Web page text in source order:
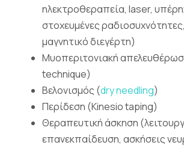
ηλεκτροθεραπεία, laser,
στοχευμένες
μαγνητικό διεγέρτη)
Μυοπεριτονιακή
technique)
Βελονισμός (dry needling)
Περίδεση (Kinesio taping)
Θεραπευτική άσκηση
επανεκπαίδευση, ασκήσεις